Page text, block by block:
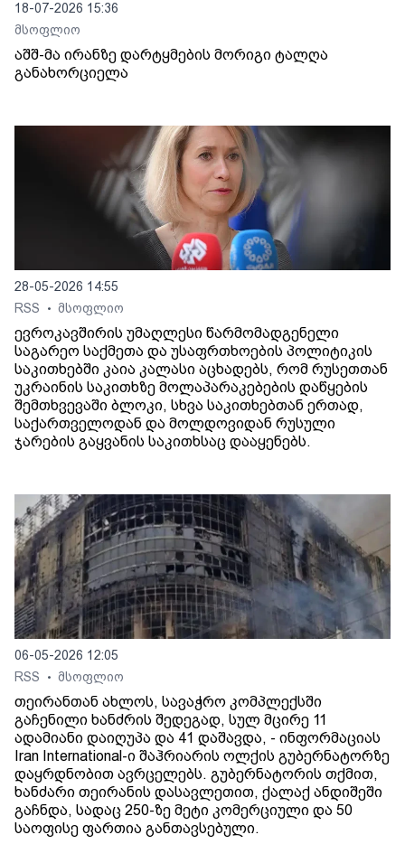
18-07-2026 15:36
მსოფლიო
აშშ-მა ირანზე დარტყმების მორიგი ტალღა
განახორციელა
28-05-2026 14:55
RSS
• მსოფლიო
ევროკავშირის უმაღლესი წარმომადგენელი
საგარეო საქმეთა და უსაფრთხოების პოლიტიკის
საკითხებში კაია კალასი აცხადებს, რომ რუსეთთან
უკრაინის საკითხზე მოლაპარაკებების დაწყების
შემთხვევაში ბლოკი, სხვა საკითხებთან ერთად,
საქართველოდან და მოლდოვიდან რუსული
ჯარების გაყვანის საკითხსაც დააყენებს.
06-05-2026 12:05
RSS
• მსოფლიო
თეირანთან ახლოს, სავაჭრო კომპლექსში
გაჩენილი ხანძრის შედეგად, სულ მცირე 11
ადამიანი დაიღუპა და 41 დაშავდა, - ინფორმაციას
Iran International-ი შაჰრიარის ოლქის გუბერნატორზე
დაყრდნობით ავრცელებს. გუბერნატორის თქმით,
ხანძარი თეირანის დასავლეთით, ქალაქ ანდიშეში
გაჩნდა, სადაც 250-ზე მეტი კომერციული და 50
საოფისე ფართია განთავსებული.